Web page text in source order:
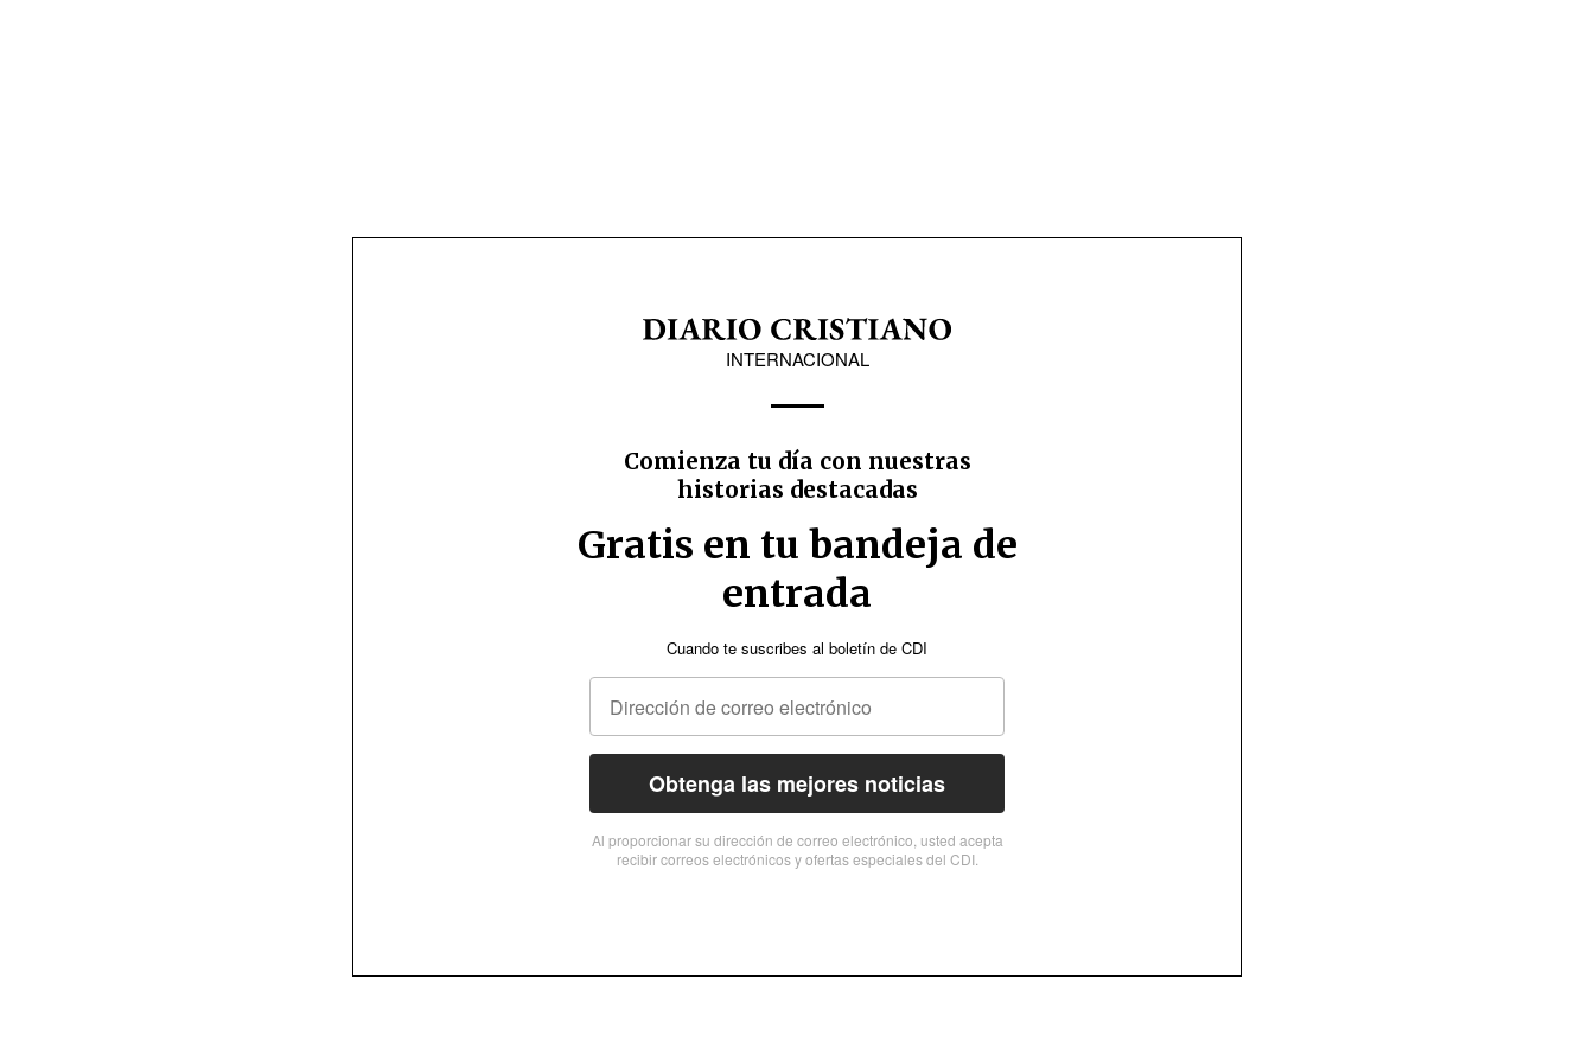
INTERNACIONAL
Comienza tu día con nuestras
historias destacadas
Gratis en tu bandeja de
entrada
Cuando te suscribes al boletín de CDI
Obtenga las mejores noticias
Al proporcionar su dirección de correo electrónico, usted acepta
recibir correos electrónicos y ofertas especiales del CDI.